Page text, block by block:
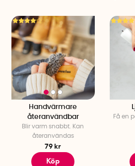
Handvärmare
återanvändbar
Blir varm snabbt. Kan
återanvändas
79 kr
Köp
Få en